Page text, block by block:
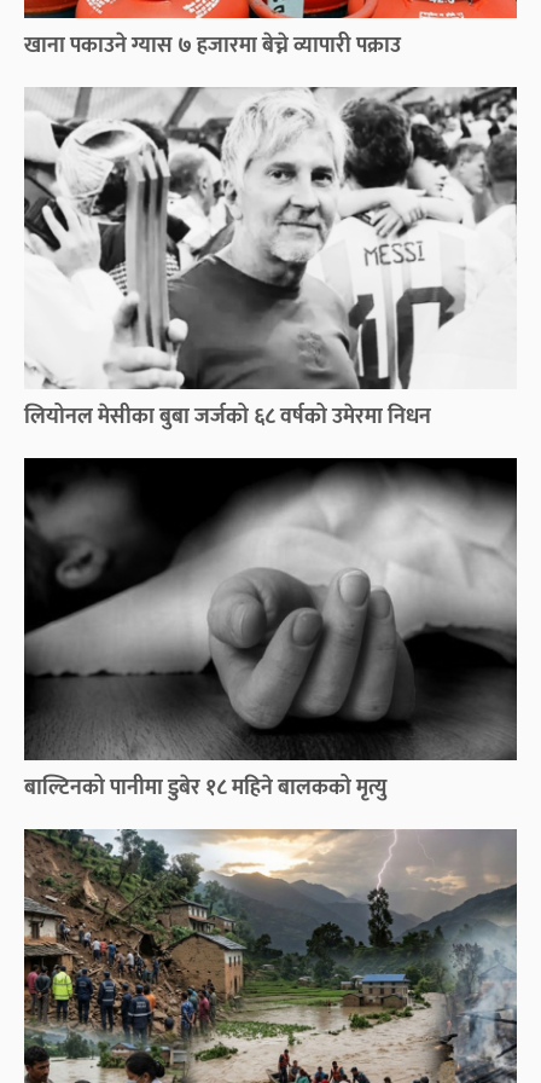
खाना पकाउने ग्यास ७ हजारमा बेच्ने व्यापारी पक्राउ
लियोनल मेसीका बुबा जर्जको ६८ वर्षको उमेरमा निधन
बाल्टिनको पानीमा डुबेर १८ महिने बालकको मृत्यु